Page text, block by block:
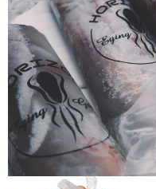
任。
４．使用「AFTEE先享後付」
時審查核予不同之上限額度；
請求用戶進行身份認證。
５．嚴禁一人註冊多個帳號或使
恩沛科技股份有限公司將有權
貨到付款（門市自取請勿下
每筆NT$200，滿NT$3,000(
國家/地區配送(**下單前請私
計)，訂單才得以成立**)